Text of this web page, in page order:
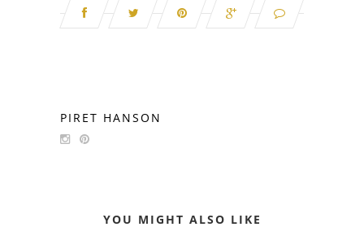
PIRET HANSON
YOU MIGHT ALSO LIKE